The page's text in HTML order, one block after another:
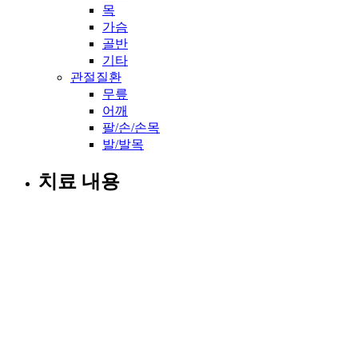
목
가슴
골반
기타
관절질환
무릎
어깨
팔/손/손목
발/발목
치료 내용